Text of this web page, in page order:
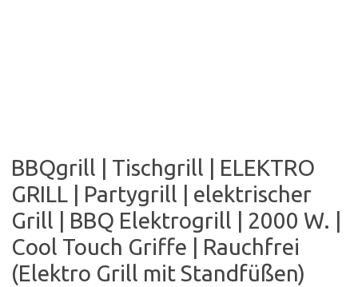
BBQgrill | Tischgrill | ELEKTRO
GRILL | Partygrill | elektrischer
Grill | BBQ Elektrogrill | 2000 W. |
Cool Touch Griffe | Rauchfrei
(Elektro Grill mit Standfüßen)